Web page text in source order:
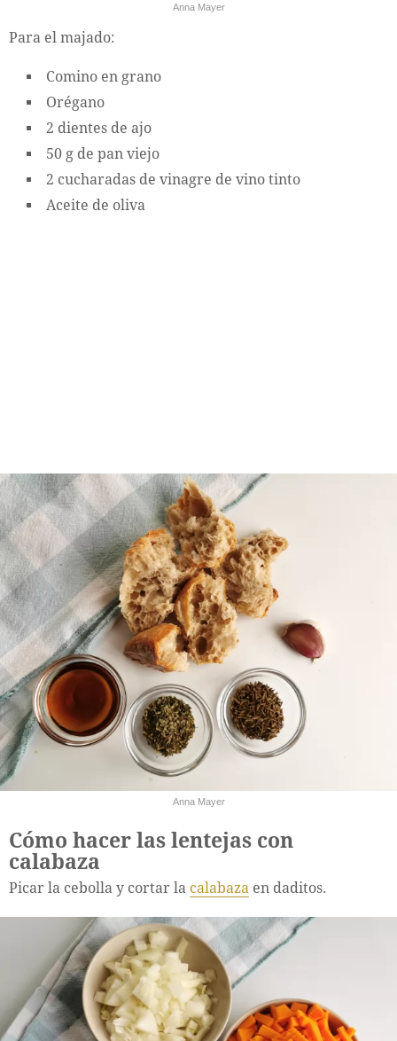
Anna Mayer
Para el majado:
Comino en grano
Orégano
2 dientes de ajo
50 g de pan viejo
2 cucharadas de vinagre de vino tinto
Aceite de oliva
Anna Mayer
Cómo hacer las lentejas con
calabaza
Picar la cebolla y cortar la calabaza en daditos.